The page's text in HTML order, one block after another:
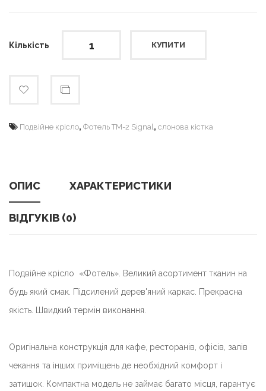
Кількість КУПИТИ
Подвійне крісло, Фотель TM-2 Signal, слонова кістка
ОПИС ХАРАКТЕРИСТИКИ
ВІДГУКІВ (0)
Подвійне крісло «Фотель». Великий асортимент тканин на
будь який смак. Підсилений дерев'яний каркас. Прекрасна
якість. Швидкий термін виконання.
Оригінальна конструкція для кафе, ресторанів, офісів, залів
чекання та інших приміщень де необхідний комфорт і
затишок. Компактна модель не займає багато місця, гарантує